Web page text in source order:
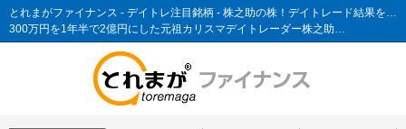
とれまがファイナンス - デイトレ注目銘柄 - 株之助の株！デイトレード結果を頻繁に公開するブログ
300万円を1年半で2億円にした元祖カリスマデイトレーダー株之助…